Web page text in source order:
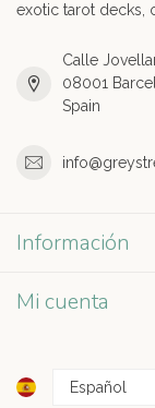
exotic tarot decks,
Calle
08001
Spain
Información
Mi cuenta